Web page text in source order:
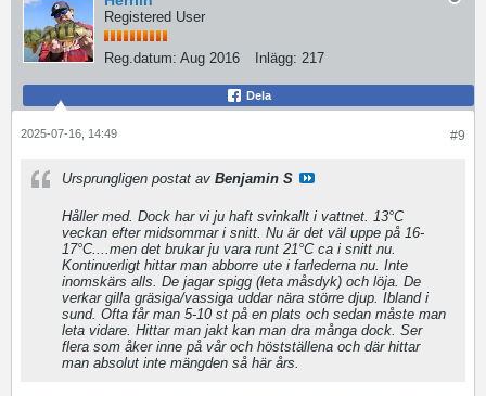
Registered User
Reg.datum: Aug 2016 Inlägg: 217
Dela
#9
2025-07-16, 14:49
Ursprungligen postat av Benjamin S
Håller med. Dock har vi ju haft svinkallt i vattnet. 13°C
veckan efter midsommar i snitt. Nu är det väl uppe på 16-
17°C....men det brukar ju vara runt 21°C ca i snitt nu.
Kontinuerligt hittar man abborre ute i farlederna nu. Inte
inomskärs alls. De jagar spigg (leta måsdyk) och löja. De
verkar gilla gräsiga/vassiga uddar nära större djup. Ibland i
sund. Ofta får man 5-10 st på en plats och sedan måste man
leta vidare. Hittar man jakt kan man dra många dock. Ser
flera som åker inne på vår och höstställena och där hittar
man absolut inte mängden så här års.